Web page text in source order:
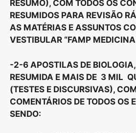
RESUMO), COM TODOS OS
RESUMIDOS PARA REVISÃO
AS MATÉRIAS E ASSUNTOS
VESTIBULAR “FAMP
-2-6 APOSTILAS DE
RESUMIDA E MAIS DE 3 MIL
(TESTES E DISCURSIVAS),
COMENTÁRIOS DE TODOS OS
SENDO: